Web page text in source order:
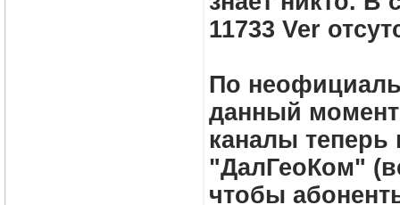
11733 Ver
По
данный
каналы теперь
"ДалГеоКом"
чтобы